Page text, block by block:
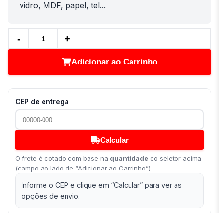
vidro, MDF, papel, tel...
- +
Adicionar ao Carrinho
CEP de entrega
Calcular
O frete é cotado com base na quantidade do seletor acima
(campo ao lado de “Adicionar ao Carrinho”).
Informe o CEP e clique em “Calcular” para ver as
opções de envio.